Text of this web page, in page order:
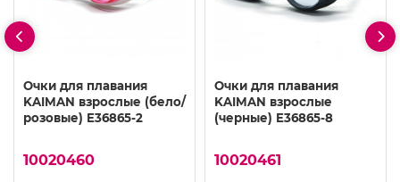
Очки для плавания
KAIMAN взрослые (бело/
розовые) E36865-2
10020460
Очки для плавания
KAIMAN взрослые
(черные) E36865-8
10020461